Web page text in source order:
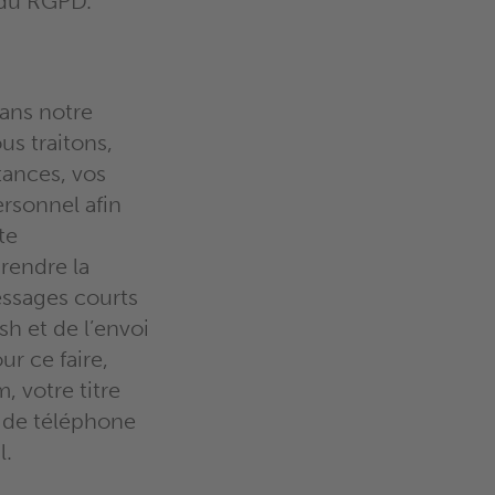
notre
traitons,
vos
afin
la
courts
et de l’envoi
ce faire,
votre titre
téléphone